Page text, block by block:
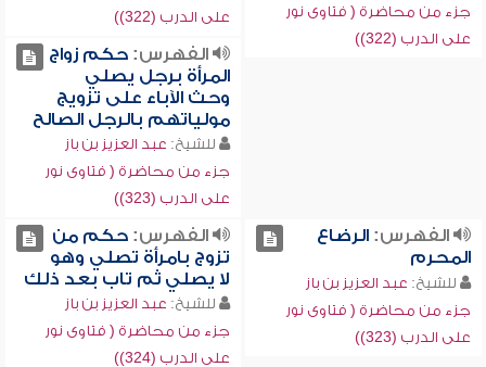
جزء من محاضرة ( فتاوى نور
على الدرب (322))
على الدرب (322))
الفهرس:حكم زواج
المرأة برجل يصلي
وحث الآباء على تزويج
مولياتهم بالرجل الصالح
للشيخ: عبد العزيز بن باز
جزء من محاضرة ( فتاوى نور
على الدرب (323))
الفهرس:الرضاع
المحرم
للشيخ: عبد العزيز بن باز
جزء من محاضرة ( فتاوى نور
على الدرب (323))
الفهرس:حكم من
تزوج بامرأة تصلي وهو
لا يصلي ثم تاب بعد ذلك
للشيخ: عبد العزيز بن باز
جزء من محاضرة ( فتاوى نور
على الدرب (324))